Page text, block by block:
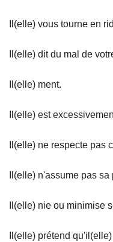
Il(elle) vous tourne en
Il(elle) dit du mal de
Il(elle) ment.
Il(elle) est
Il(elle) ne respecte pas
Il(elle) n'assume pas
Il(elle) nie ou minimise
Il(elle) prétend